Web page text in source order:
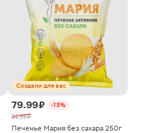
Создали для вас
79.99 ₽
-13%
92.99 ₽
Печенье Мария без сахара 250г